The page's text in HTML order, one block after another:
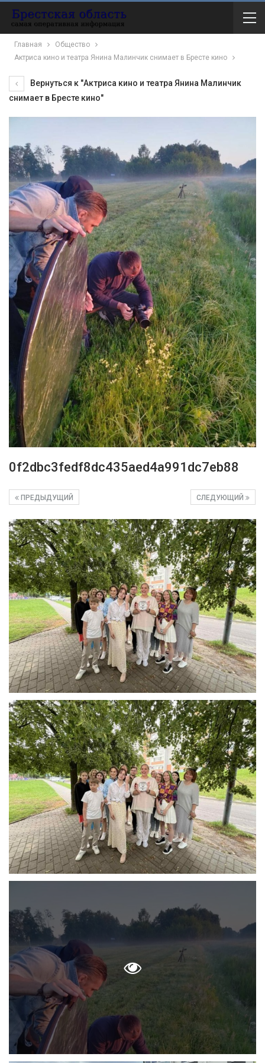
Главная
Общество
Актриса кино и театра Янина Малинчик снимает в Бресте кино
Вернуться к "Актриса кино и театра Янина Малинчик
снимает в Бресте кино"
0f2dbc3fedf8dc435aed4a991dc7eb88
СЛЕДУЮЩИЙ
ПРЕДЫДУЩИЙ